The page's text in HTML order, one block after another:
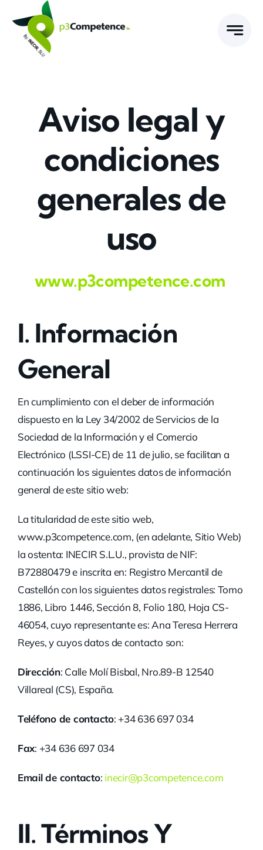
content
Aviso legal y
condiciones
generales de
uso
www.p3competence.com
I. Información
General
En cumplimiento con el deber de información
dispuesto en la Ley 34/2002 de Servicios de la
Sociedad de la Información y el Comercio
Electrónico (LSSI-CE) de 11 de julio, se facilitan a
continuación los siguientes datos de información
general de este sitio web:
La titularidad de este sitio web,
www.p3competence.com, (en adelante, Sitio Web)
la ostenta: INECIR S.L.U., provista de NIF:
B72880479 e inscrita en: Registro Mercantil de
Castellón con los siguientes datos registrales: Tomo
1886, Libro 1446, Sección 8, Folio 180, Hoja CS-
46054, cuyo representante es: Ana Teresa Herrera
Reyes, y cuyos datos de contacto son:
Dirección: Calle Molí Bisbal, Nro.89-B 12540
Villareal (CS), España.
Teléfono de contacto: +34 636 697 034
Fax: +34 636 697 034
Email de contacto: inecir@p3competence.com
II. Términos Y